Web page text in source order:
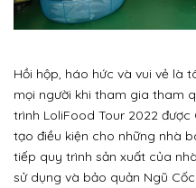
Hồi hộp, háo hức và vui vẻ là
mọi người khi tham gia tham
trình LoliFood Tour 2022
tạo điều kiện cho những nhà
tiếp quy trình sản xuất của
sử dụng và bảo quản Ngũ